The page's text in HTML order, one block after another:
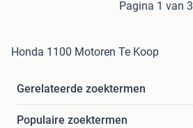
Pagina 1 van 3
Honda 1100 Motoren Te Koop
Gerelateerde zoektermen
Populaire zoektermen